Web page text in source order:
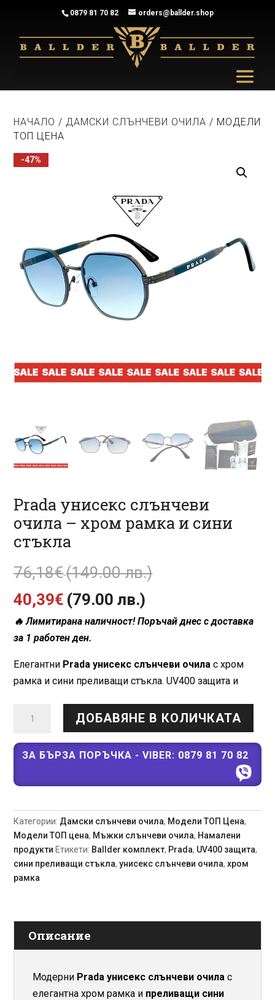
0879 81 70 82 orders@ballder.shop
НАЧАЛО / ДАМСКИ СЛЪНЧЕВИ ОЧИЛА / МОДЕЛИ
ТОП ЦЕНА
Prada унисекс слънчеви
очила – хром рамка и сини
стъкла
76,18€(149.00 лв.)
was:
(149.00
лв.).
40,39€ (79.00 лв.)
цена
40,39€
(79.00
лв.).
-47%
🔥 Лимитирана наличност! Поръчай днес с доставка
за 1 работен ден.
Елегантни Prada унисекс слънчеви очила с хром
рамка и сини преливащи стъкла. UV400 защита и
унисекс
очила
хром
рамка
и
сини
стъкла
ДОБАВЯНЕ В КОЛИЧКАТА
ЗА БЪРЗА ПОРЪЧКА - VIBER: 0879 81 70 82
Категории: Дамски слънчеви очила, Модели ТОП Цена,
Модели ТОП цена, Мъжки слънчеви очила, Намалени
продукти Етикети: Ballder комплект, Prada, UV400 защита,
сини преливащи стъкла,унисекс слънчеви очила,хром
рамка
Описание
Модерни Prada унисекс слънчеви очила с
елегантна хром рамка и преливащи сини